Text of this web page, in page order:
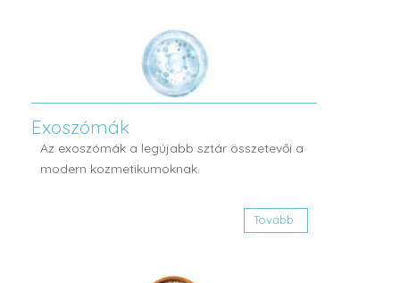
Exoszómák
Az exoszómák a legújabb sztár összetevői a
modern kozmetikumoknak.
Tovább